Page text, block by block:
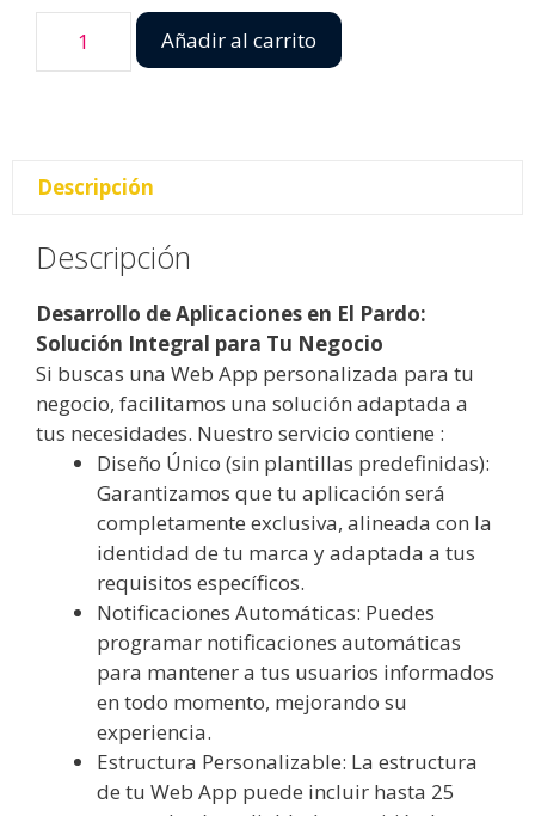
Añadir al carrito
Descripción
Descripción
Desarrollo de Aplicaciones en El Pardo:
Solución Integral para Tu Negocio
Si buscas una Web App personalizada para tu
negocio, facilitamos una solución adaptada a
tus necesidades. Nuestro servicio contiene :
Diseño Único (sin plantillas predefinidas):
Garantizamos que tu aplicación será
completamente exclusiva, alineada con la
identidad de tu marca y adaptada a tus
requisitos específicos.
Notificaciones Automáticas: Puedes
programar notificaciones automáticas
para mantener a tus usuarios informados
en todo momento, mejorando su
experiencia.
Estructura Personalizable: La estructura
de tu Web App puede incluir hasta 25